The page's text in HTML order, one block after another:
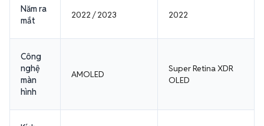
Năm ra
mắt
2022 / 2023 2022
Công
nghệ
màn
hình
AMOLED
Super Retina XDR
OLED